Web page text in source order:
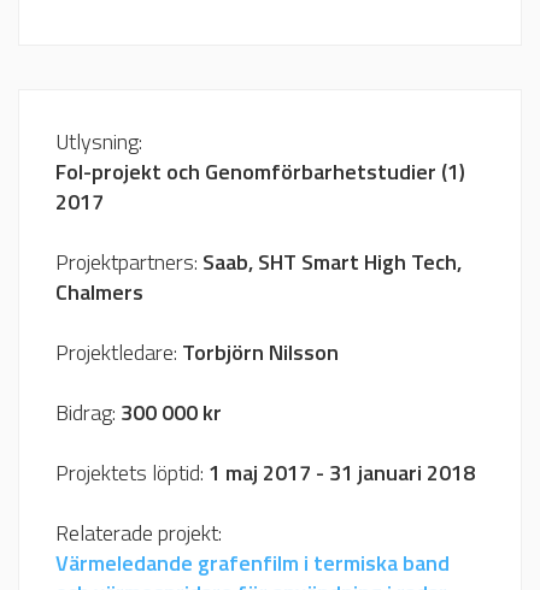
Utlysning:
FoI-projekt och Genomförbarhetstudier (1)
2017
Projektpartners: Saab, SHT Smart High Tech,
Chalmers
Projektledare: Torbjörn Nilsson
Bidrag: 300 000 kr
Projektets löptid: 1 maj 2017 - 31 januari 2018
Relaterade projekt:
Värmeledande grafenfilm i termiska band